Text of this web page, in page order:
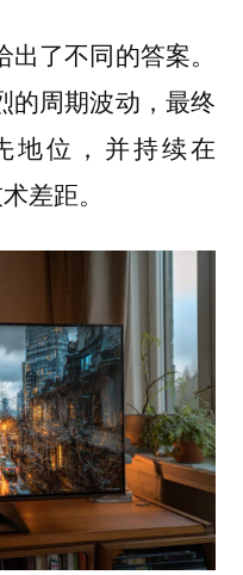
了不同的答案。
的周期波动，最终
地位，并持续在
差距。